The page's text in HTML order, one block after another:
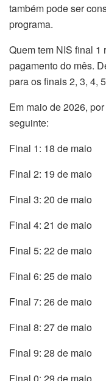
também pode ser
programa.
Quem tem NIS final
pagamento do mês.
para os finais 2, 3, 4,
Em maio de 2026,
seguinte:
Final 1: 18 de maio
Final 2: 19 de maio
Final 3: 20 de maio
Final 4: 21 de maio
Final 5: 22 de maio
Final 6: 25 de maio
Final 7: 26 de maio
Final 8: 27 de maio
Final 9: 28 de maio
Final 0: 29 de maio